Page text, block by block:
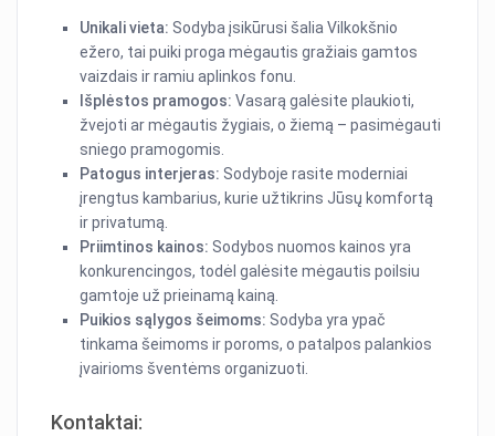
Unikali vieta: Sodyba įsikūrusi šalia Vilkokšnio
ežero, tai puiki proga mėgautis gražiais gamtos
vaizdais ir ramiu aplinkos fonu.
Išplėstos pramogos: Vasarą galėsite plaukioti,
žvejoti ar mėgautis žygiais, o žiemą – pasimėgauti
sniego pramogomis.
Patogus interjeras: Sodyboje rasite moderniai
įrengtus kambarius, kurie užtikrins Jūsų komfortą
ir privatumą.
Priimtinos kainos: Sodybos nuomos kainos yra
konkurencingos, todėl galėsite mėgautis poilsiu
gamtoje už prieinamą kainą.
Puikios sąlygos šeimoms: Sodyba yra ypač
tinkama šeimoms ir poroms, o patalpos palankios
įvairioms šventėms organizuoti.
Kontaktai: